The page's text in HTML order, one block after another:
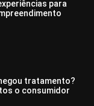
para
tratamento?
o consumidor